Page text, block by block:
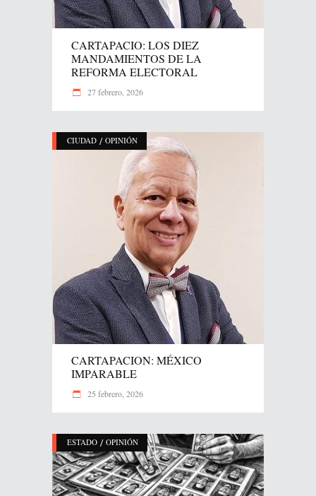
CARTAPACIO: LOS DIEZ
MANDAMIENTOS DE LA
REFORMA ELECTORAL
27 febrero, 2026
CIUDAD / OPINIÓN
CARTAPACION: MÉXICO
IMPARABLE
25 febrero, 2026
ESTADO / OPINIÓN